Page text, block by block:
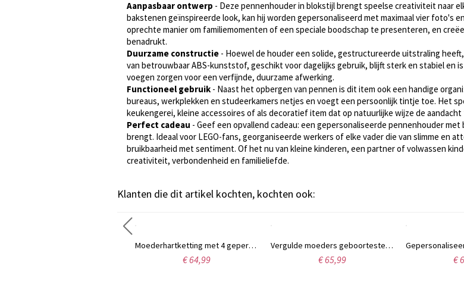
Aanpasbaar ontwerp - Deze pennenhouder in blokstijl brengt speelse creativiteit naar
bakstenen geïnspireerde look, kan hij worden gepersonaliseerd met maximaal vier foto's
oprechte manier om familiemomenten of een speciale boodschap te presenteren, en
benadrukt.
Duurzame constructie - Hoewel de houder een solide, gestructureerde uitstraling
van betrouwbaar ABS-kunststof, geschikt voor dagelijks gebruik, blijft sterk en stabiel en
voegen zorgen voor een verfijnde, duurzame afwerking.
Functioneel gebruik - Naast het opbergen van pennen is dit item ook een handige
bureaus, werkplekken en studeerkamers netjes en voegt een persoonlijk tintje toe. Het
keukengerei, kleine accessoires of als decoratief item dat op natuurlijke wijze de
Perfect cadeau - Geef een opvallend cadeau: een gepersonaliseerde pennenhouder
brengt. Ideaal voor LEGO-fans, georganiseerde werkers of elke vader die van slimme en
bruikbaarheid met sentiment. Of het nu van kleine kinderen, een partner of volwassen
creativiteit, verbondenheid en familieliefde.
Klanten die dit artikel kochten, kochten ook:
Moederhartketting met 4 gepersonaliseerde geboortestenen en naam
€ 64,99
Vergulde moeders geboortesteen hartketting met gegraveerde namen, 18 karaats goud
€ 65,99 €